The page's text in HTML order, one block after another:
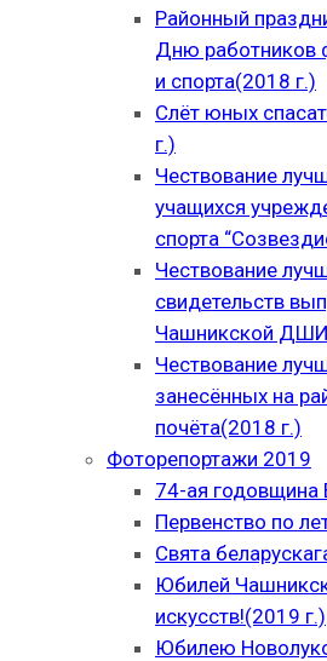
Районный
Дню работников
и спорта(2018 г.)
Слёт юных
г.)
Чествование
учащихся
спорта
Чествование
свидетельств
Чашникской
Чествование
занесённых на
почёта(2018 г.)
Фоторепортажи 2019
74-ая
Первенство по
Свята
Юбилей
искусств!(2019 г.)
Юбилею